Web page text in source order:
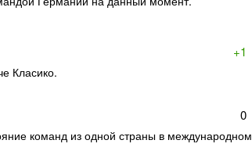
+1
Класико.
0
команд из одной страны в международном